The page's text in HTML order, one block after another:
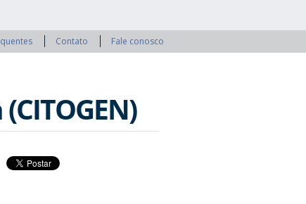
Contato Fale conosco